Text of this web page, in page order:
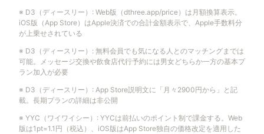
※ D3（ディースリー） : Web版（dthree.app/price）は月額換算表示。
iOS版（App Store）はApple決済での合計金額表示で、Apple手数料分
が上乗せされている
※ D3（ディースリー） : 無料会員でも気になる人とのマッチングまでは
可能。メッセージ交換や飲食店代行予約には男女どちらか一方の基本プ
ラン加入が必要
※ D3（ディースリー） : App Store説明文に「月々2900円から」と記
載。長期プランの詳細は非公開
※ YYC（ワイワイシー） : YYCは前払いのポイント制で課金する。Web
版は1pt=1.1円（税込）、iOS版はApp Store独自の価格改定を適用した